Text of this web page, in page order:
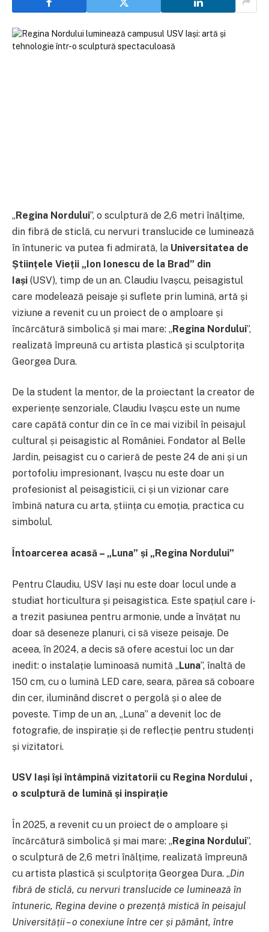
„Regina Nordului”, o sculptură de 2,6 metri înălțime,
din fibră de sticlă, cu nervuri translucide ce luminează
în întuneric va putea fi admirată, la Universitatea de
Științele Vieții „Ion Ionescu de la Brad” din
Iași (USV), timp de un an. Claudiu Ivașcu, peisagistul
care modelează peisaje și suflete prin lumină, artă și
viziune a revenit cu un proiect de o amploare și
încărcătură simbolică și mai mare: „Regina Nordului”,
realizată împreună cu artista plastică și sculptorița
Georgea Dura.
De la student la mentor, de la proiectant la creator de
experiențe senzoriale, Claudiu Ivașcu este un nume
care capătă contur din ce în ce mai vizibil în peisajul
cultural și peisagistic al României. Fondator al Belle
Jardin, peisagist cu o carieră de peste 24 de ani și un
portofoliu impresionant, Ivașcu nu este doar un
profesionist al peisagisticii, ci și un vizionar care
îmbină natura cu arta, știința cu emoția, practica cu
simbolul.
Întoarcerea acasă – „Luna” și „Regina Nordului”
Pentru Claudiu, USV Iași nu este doar locul unde a
studiat horticultura și peisagistica. Este spațiul care i-
a trezit pasiunea pentru armonie, unde a învățat nu
doar să deseneze planuri, ci să viseze peisaje. De
aceea, în 2024, a decis să ofere acestui loc un dar
inedit: o instalație luminoasă numită „Luna”, înaltă de
150 cm, cu o lumină LED care, seara, părea să coboare
din cer, iluminând discret o pergolă și o alee de
poveste. Timp de un an, „Luna” a devenit loc de
fotografie, de inspirație și de reflecție pentru studenți
și vizitatori.
USV Iași își întâmpină vizitatorii cu Regina Nordului ,
o sculptură de lumină și inspirație
În 2025, a revenit cu un proiect de o amploare și
încărcătură simbolică și mai mare: „Regina Nordului”,
o sculptură de 2,6 metri înălțime, realizată împreună
cu artista plastică și sculptorița Georgea Dura. „Din
fibră de sticlă, cu nervuri translucide ce luminează în
întuneric, Regina devine o prezență mistică în peisajul
Universității – o conexiune între cer și pământ, între